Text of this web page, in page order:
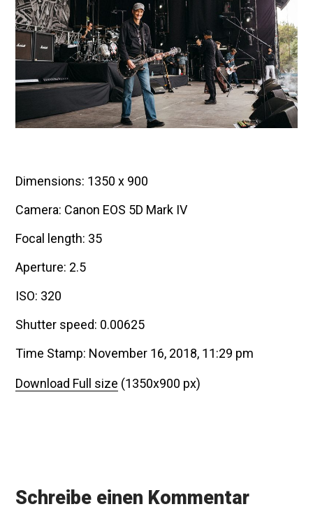
Dimensions: 1350 x 900
Camera: Canon EOS 5D Mark IV
Focal length: 35
Aperture: 2.5
ISO: 320
Shutter speed: 0.00625
Time Stamp: November 16, 2018, 11:29 pm
Download Full size (1350x900 px)
Schreibe einen Kommentar